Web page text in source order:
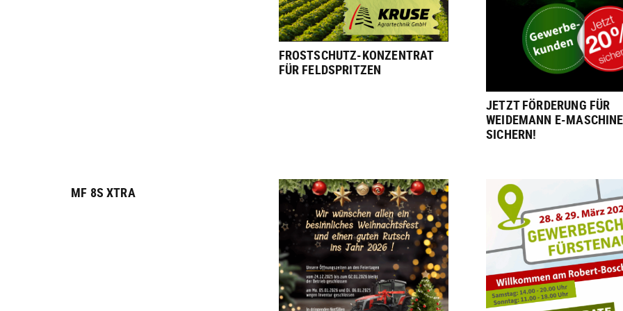
FROSTSCHUTZ-KONZENTRAT
FÜR FELDSPRITZEN
JETZT FÖRDERUNG FÜR
WEIDEMANN E-
SICHERN!
MF 8S XTRA